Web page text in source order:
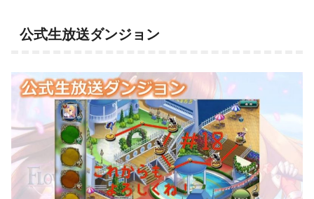
公式生放送ダンジョン